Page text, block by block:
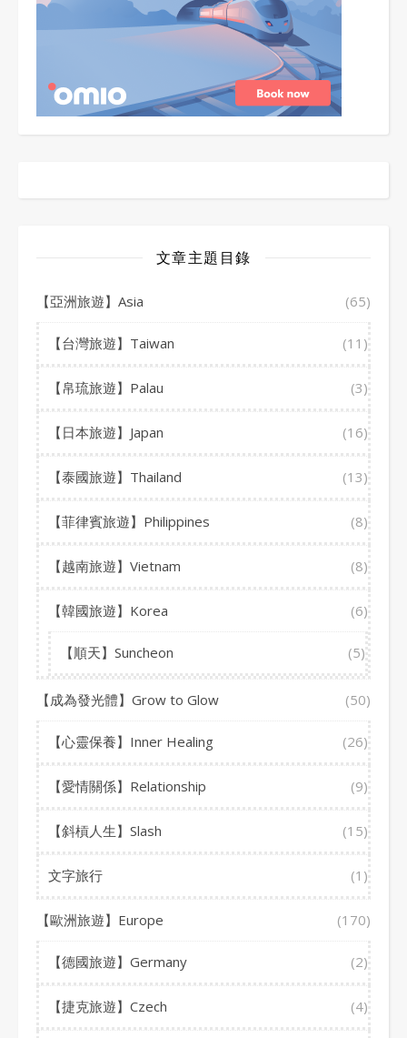
文章主題目錄
【亞洲旅遊】Asia (65)
【台灣旅遊】Taiwan (11)
【帛琉旅遊】Palau (3)
【日本旅遊】Japan (16)
【泰國旅遊】Thailand (13)
【菲律賓旅遊】Philippines (8)
【越南旅遊】Vietnam (8)
【韓國旅遊】Korea (6)
【順天】Suncheon (5)
【成為發光體】Grow to Glow (50)
【心靈保養】Inner Healing (26)
【愛情關係】Relationship (9)
【斜槓人生】Slash (15)
文字旅行 (1)
【歐洲旅遊】Europe (170)
【德國旅遊】Germany (2)
【捷克旅遊】Czech (4)